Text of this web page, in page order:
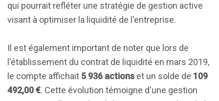
qui pourrait refléter une stratégie de gestion active
visant à optimiser la liquidité de l'entreprise.
Il est également important de noter que lors de
l'établissement du contrat de liquidité en mars 2019,
le compte affichait 5 936 actions et un solde de 109
492,00 €. Cette évolution témoigne d'une gestion